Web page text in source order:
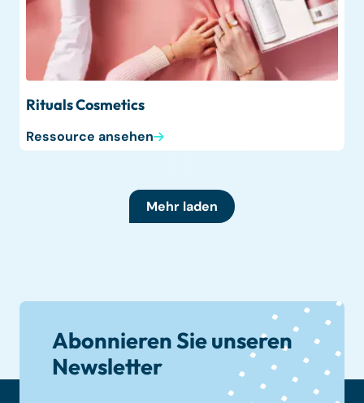
Rituals Cosmetics
Ressource ansehen
Mehr laden
Abonnieren Sie unseren
Newsletter